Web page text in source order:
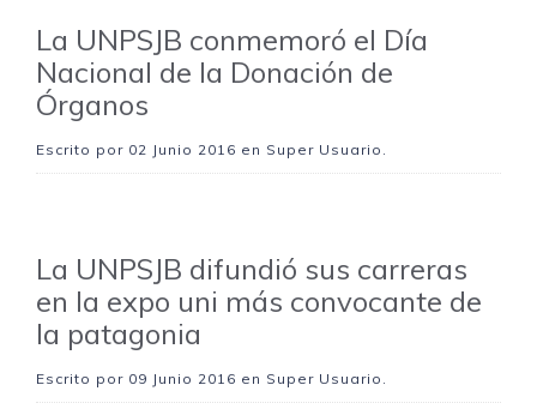
La UNPSJB conmemoró el Día
Nacional de la Donación de
Órganos
Escrito por 02 Junio 2016 en Super Usuario.
La UNPSJB difundió sus carreras
en la expo uni más convocante de
la patagonia
Escrito por 09 Junio 2016 en Super Usuario.